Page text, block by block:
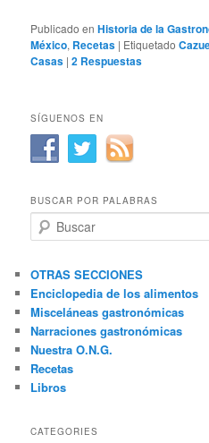
Publicado en Historia de la
México, Recetas | Etiquetado
Casas |2 Respuestas
SÍGUENOS EN
BUSCAR POR PALABRAS
u
c
a
r
OTRAS SECCIONES
Enciclopedia de los alimentos
Misceláneas gastronómicas
Narraciones gastronómicas
Nuestra O.N.G.
Recetas
Libros
CATEGORIES